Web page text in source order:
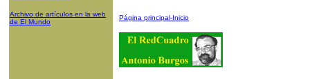
Archivo de artículos en la web
de El Mundo
Página principal-Inicio